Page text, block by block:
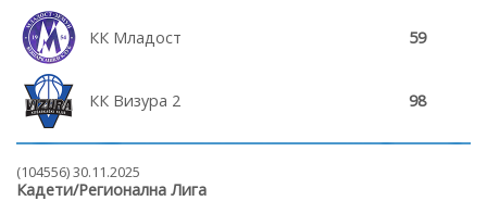
КК Младост 59
КК Визура 2 98
(104556) 30.11.2025
Кадети/Регионална Лига